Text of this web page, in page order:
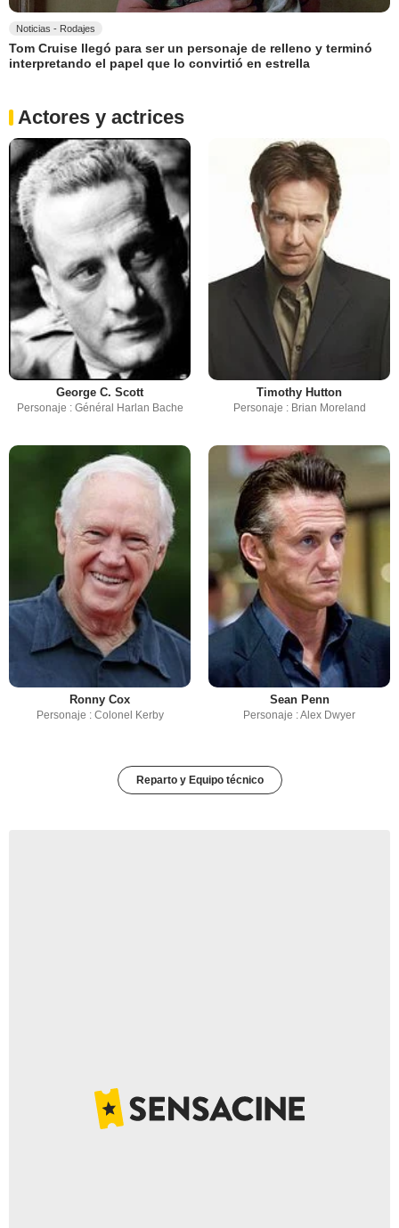
Noticias - Rodajes
Tom Cruise llegó para ser un personaje de relleno y terminó
interpretando el papel que lo convirtió en estrella
Actores y actrices
George C. Scott
Personaje : Général Harlan Bache
Timothy Hutton
Personaje : Brian Moreland
Ronny Cox
Personaje : Colonel Kerby
Sean Penn
Personaje : Alex Dwyer
Reparto y Equipo técnico